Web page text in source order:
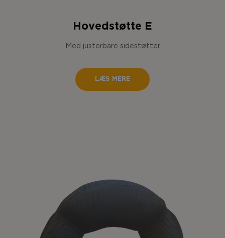
Hovedstøtte E
Med justerbare sidestøtter
LÆS MERE